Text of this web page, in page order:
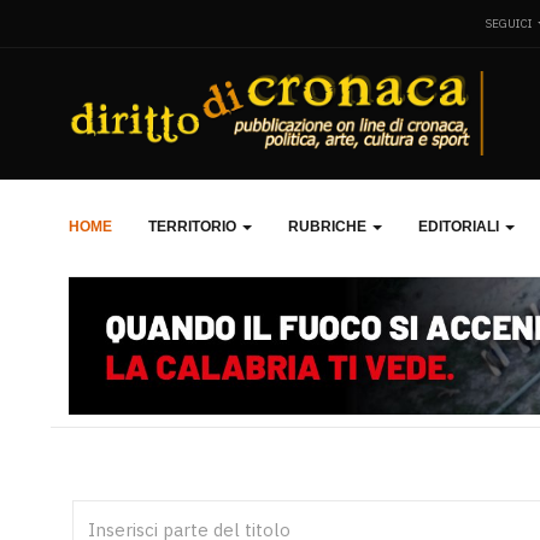
SEGUICI
HOME TERRITORIO RUBRICHE EDITORIALI